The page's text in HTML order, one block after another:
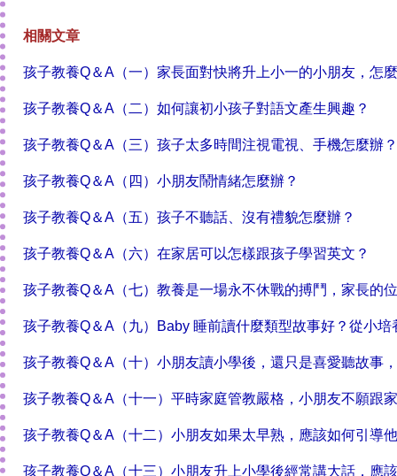
相關文章
孩子教養Q＆A（一）家長面對快將升上小一的小朋友，怎
孩子教養Q＆A（二）如何讓初小孩子對語文產生興趣？
孩子教養Q＆A（三）孩子太多時間注視電視、手機怎麼辦？
孩子教養Q＆A（四）小朋友鬧情緒怎麼辦？
孩子教養Q＆A（五）孩子不聽話、沒有禮貌怎麼辦？
孩子教養Q＆A（六）在家居可以怎樣跟孩子學習英文？
孩子教養Q＆A（七）教養是一場永不休戰的搏鬥，家長的
孩子教養Q＆A（九）Baby 睡前讀什麼類型故事好？從小
孩子教養Q＆A（十）小朋友讀小學後，還只是喜愛聽故事
孩子教養Q＆A（十一）平時家庭管教嚴格，小朋友不願跟
孩子教養Q＆A（十二）小朋友如果太早熟，應該如何引導
孩子教養Q＆A（十三）小朋友升上小學後經常講大話，應